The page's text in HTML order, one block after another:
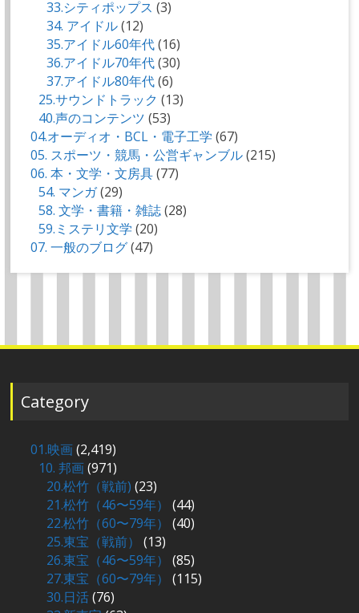
33.シティポップス (3)
34. アイドル(12)
35.アイドル60年代(16)
36.アイドル70年代(30)
37.アイドル80年代(6)
25.サウンドトラック (13)
40.声のコンテンツ (53)
04.オーディオ・BCL・電子工学 (67)
05. スポーツ・競馬・公営ギャンブル(215)
06. 本・文学・文房具(77)
54. マンガ(29)
58. 文学・書籍・雑誌(28)
59.ミステリ文学 (20)
07. 一般のブログ(47)
Category
01.映画(2,419)
10. 邦画(971)
20.松竹（戦前) (23)
21.松竹（46〜59年）
(44)
22.松竹（60〜79年）
(40)
25.東宝（戦前）
(13)
26.東宝（46〜59年）
(85)
27.東宝（60〜79年）
(115)
30.日活(76)